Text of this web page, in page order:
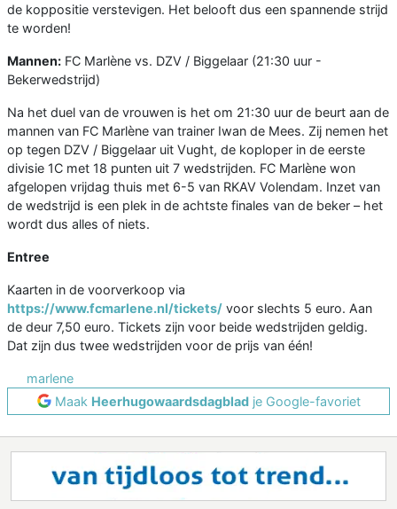
de koppositie verstevigen. Het belooft dus een spannende strijd
te worden!
Mannen: FC Marlène vs. DZV / Biggelaar (21:30 uur -
Bekerwedstrijd)
Na het duel van de vrouwen is het om 21:30 uur de beurt aan de
mannen van FC Marlène van trainer Iwan de Mees. Zij nemen het
op tegen DZV / Biggelaar uit Vught, de koploper in de eerste
divisie 1C met 18 punten uit 7 wedstrijden. FC Marlène won
afgelopen vrijdag thuis met 6-5 van RKAV Volendam. Inzet van
de wedstrijd is een plek in de achtste finales van de beker – het
wordt dus alles of niets.
Entree
Kaarten in de voorverkoop via
https://www.fcmarlene.nl/tickets/ voor slechts 5 euro. Aan
de deur 7,50 euro. Tickets zijn voor beide wedstrijden geldig.
Dat zijn dus twee wedstrijden voor de prijs van één!
marlene
Maak Heerhugowaardsdagbladje Google-favoriet